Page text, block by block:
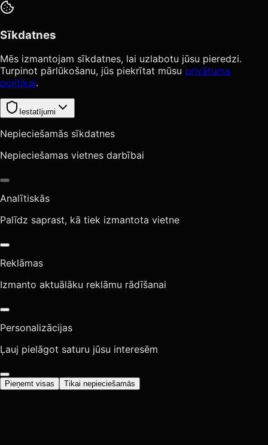
Sīkdatnes
Mēs izmantojam sīkdatnes, lai uzlabotu jūsu pieredzi.
Turpinot pārlūkošanu, jūs piekrītat mūsu privātuma
politikai.
Iestatījumi
Nepieciešamās sīkdatnes
Nepieciešamas vietnes darbībai
Analītiskās
Palīdz saprast, kā tiek izmantota vietne
Reklāmas
Izmanto aktuālāku reklāmu rādīšanai
Personalizācijas
Ļauj pielāgot saturu jūsu interesēm
Pieņemt visas Tikai nepieciešamās